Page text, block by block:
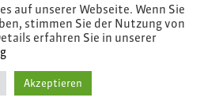
Diartis Solutions AG
auf unserer Webseite. Wenn Sie
stimmen Sie der Nutzung von
erfahren Sie in unserer
Akzeptieren